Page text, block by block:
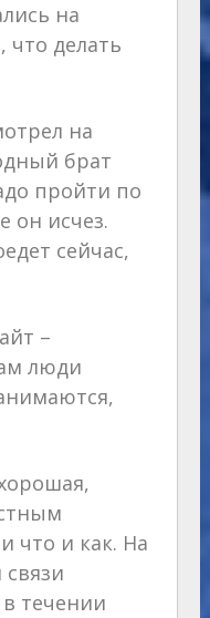
на
делать
на
брат
пройти по
он исчез.
сейчас,
–
люди
что и как. На
течении